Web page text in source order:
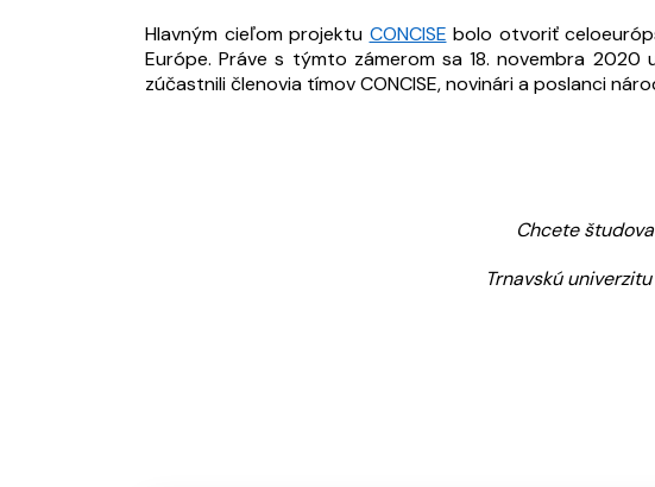
Hlavným cieľom projektu CONCISE bolo otvoriť
Európe. Práve s týmto zámerom sa 18. novembra 2020
zúčastnili členovia tímov CONCISE, novinári a poslanci
Chcete
Trnavskú